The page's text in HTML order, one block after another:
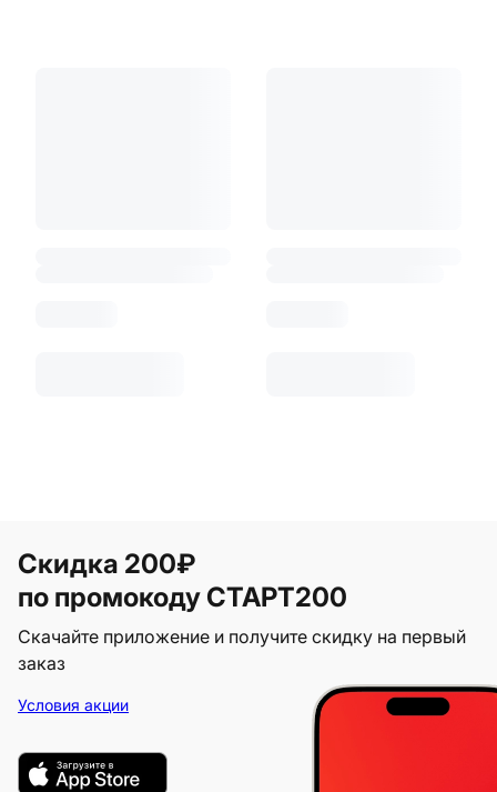
Скидка 200₽
по промокоду СТАРТ200
Скачайте приложение и получите скидку на первый
заказ
Условия акции